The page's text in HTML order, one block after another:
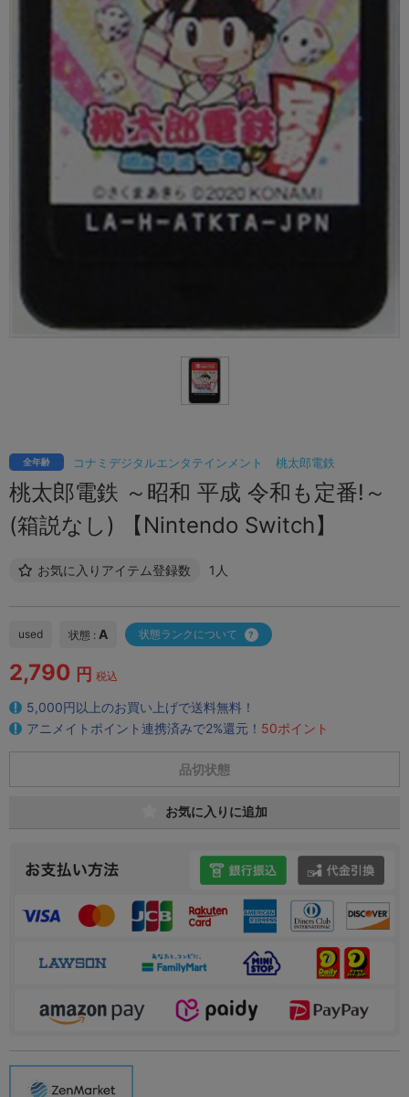
コナミデジタルエンタテインメント 桃太郎電鉄
全年齢
桃太郎電鉄 ～昭和 平成 令和も定番!～
(箱説なし) 【Nintendo Switch】
お気に入りアイテム登録数 1人
used 状態 : A 状態ランクについて
2,790 円 税込
5,000円以上のお買い上げで送料無料！
アニメイトポイント連携済みで2%還元！ 50ポイント
品切状態
お気に入りに追加